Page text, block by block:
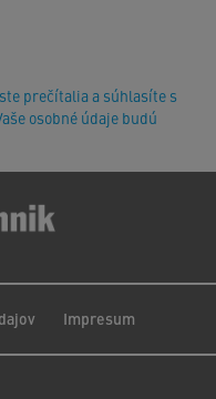
prečítalia a súhlasíte s
osobné údaje budú
Impresum